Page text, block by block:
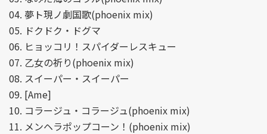
04. 夢ト現ノ劇国歌(phoenix mix)
05. ドクドク・ドグマ
06. ヒョッコリ！スパイダーレスキュー
07. 乙女の祈り(phoenix mix)
08. スイーパー・スイーパー
09. [Ame]
10. コラージュ・コラージュ(phoenix mix)
11. メンヘラポップコーン！(phoenix mix)